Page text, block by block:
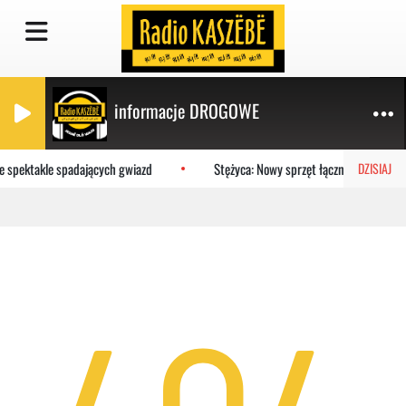
informacje DROGOWE
DZISIAJ
spadających gwiazd Stężyca: Nowy sprzęt łączności trafił